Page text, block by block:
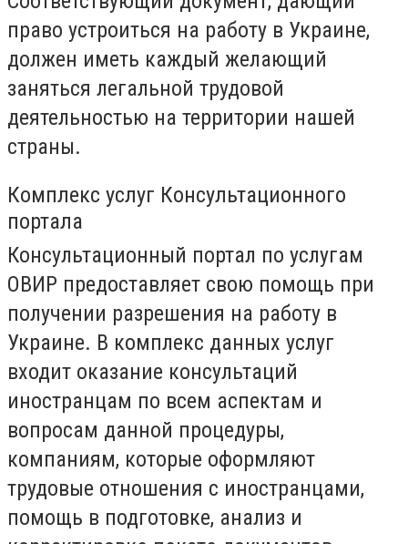
право устроиться на работу в Украине,
должен иметь каждый желающий
заняться легальной трудовой
деятельностью на территории нашей
страны.
Комплекс услуг Консультационного
портала
Консультационный портал по услугам
ОВИР предоставляет свою помощь при
получении разрешения на работу в
Украине. В комплекс данных услуг
входит оказание консультаций
иностранцам по всем аспектам и
вопросам данной процедуры,
компаниям, которые оформляют
трудовые отношения с иностранцами,
помощь в подготовке, анализ и